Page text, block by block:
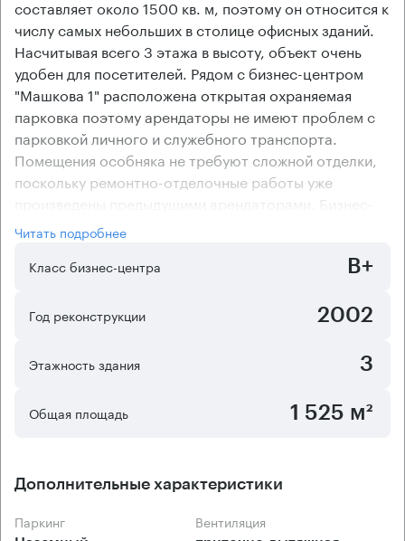
составляет около 1500 кв. м, поэтому он относится к
числу самых небольших в столице офисных зданий.
Насчитывая всего 3 этажа в высоту, объект очень
удобен для посетителей. Рядом с бизнес-центром
"Машкова 1" расположена открытая охраняемая
парковка поэтому арендаторы не имеют проблем с
парковкой личного и служебного транспорта.
Помещения особняка не требуют сложной отделки,
поскольку ремонтно-отделочные работы уже
произведены предыдущими арендаторами. Бизнес-
центр оснащен системой приточно-вытяжной
вентиляции и сплит-системами кондиционирования,
поэтому в помещениях поддерживаются
коридорно-кабинетной планировкой, объект отлично
четким разделением функциональных обязанностей
между отделами.
Читать подробнее
Класс бизнес-центра
B+
Год реконструкции 2002
Этажность здания 3
Общая площадь 1 525 м²
Дополнительные характеристики
Паркинг Вентиляция